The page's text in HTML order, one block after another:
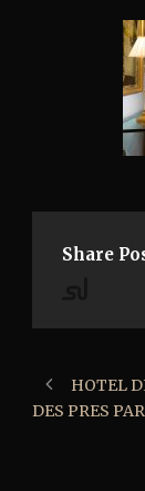
Share
HOTEL
DES PRES